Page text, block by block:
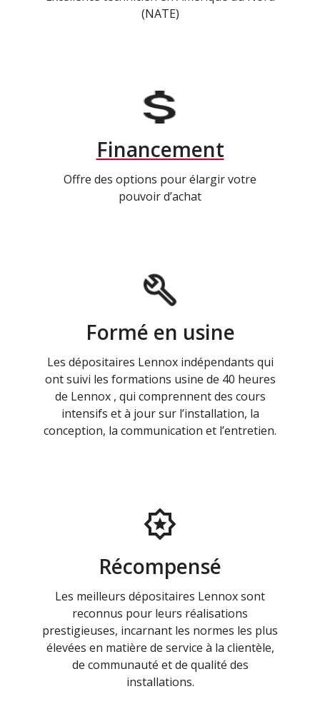
(NATE)
Financement
Offre des options pour élargir votre
pouvoir d’achat
Formé en usine
Les dépositaires Lennox indépendants qui
ont suivi les formations usine de 40 heures
de Lennox , qui comprennent des cours
intensifs et à jour sur l’installation, la
conception, la communication et l’entretien.
Récompensé
Les meilleurs dépositaires Lennox sont
reconnus pour leurs réalisations
prestigieuses, incarnant les normes les plus
élevées en matière de service à la clientèle,
de communauté et de qualité des
installations.